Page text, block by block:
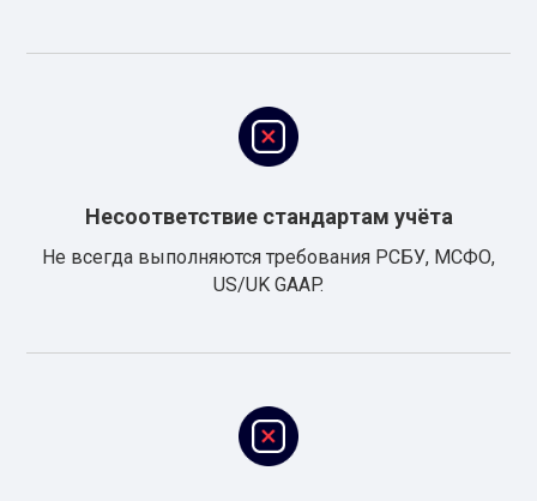
Несоответствие стандартам учёта
Не всегда выполняются требования РСБУ, МСФО,
US/UK GAAP.